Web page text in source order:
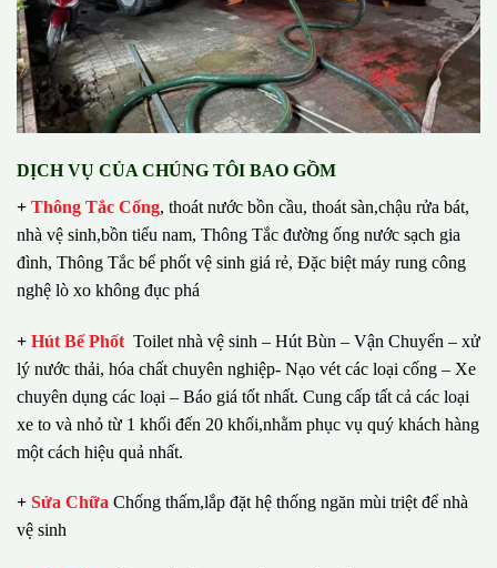
DỊCH VỤ CỦA CHÚNG TÔI BAO GỒM
+ Thông Tắc Cống, thoát nước bồn cầu, thoát sàn,chậu rửa bát,
nhà vệ sinh,bồn tiểu nam, Thông Tắc đường ống nước sạch gia
đình, Thông Tắc bể phốt vệ sinh giá rẻ, Đặc biệt máy rung công
nghệ lò xo không đục phá
+ Hút Bể Phốt Toilet nhà vệ sinh – Hút Bùn – Vận Chuyển – xử
lý nước thải, hóa chất chuyên nghiệp- Nạo vét các loại cống – Xe
chuyên dụng các loại – Báo giá tốt nhất. Cung cấp tất cả các loại
xe to và nhỏ từ 1 khối đến 20 khối,nhằm phục vụ quý khách hàng
một cách hiệu quả nhất.
+ Sửa Chữa Chống thấm,lắp đặt hệ thống ngăn mùi triệt để nhà
vệ sinh